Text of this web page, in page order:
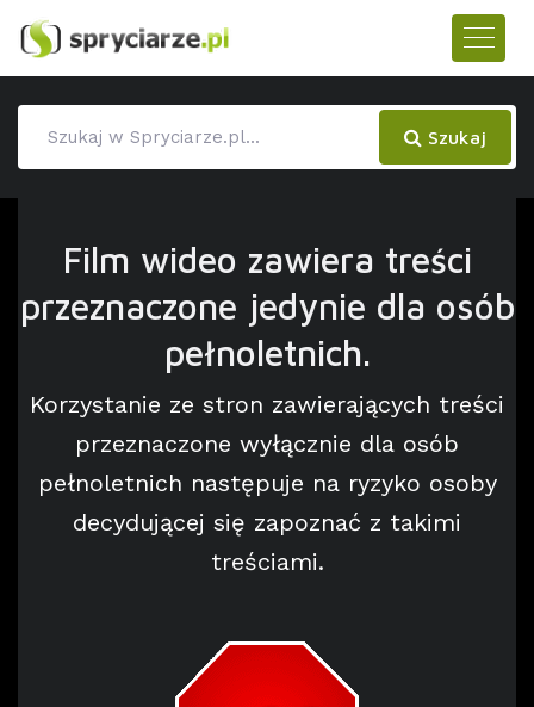
Szukaj
Film wideo zawiera treści
przeznaczone jedynie dla osób
pełnoletnich.
Korzystanie ze stron zawierających treści
przeznaczone wyłącznie dla osób
pełnoletnich następuje na ryzyko osoby
decydującej się zapoznać z takimi
treściami.